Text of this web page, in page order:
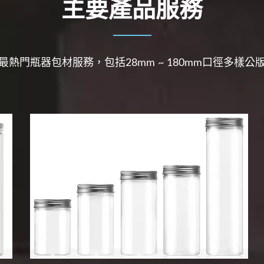
主要產品服務
熱門瓶器包材服務，包括28mm ~ 180mm口徑多樣公